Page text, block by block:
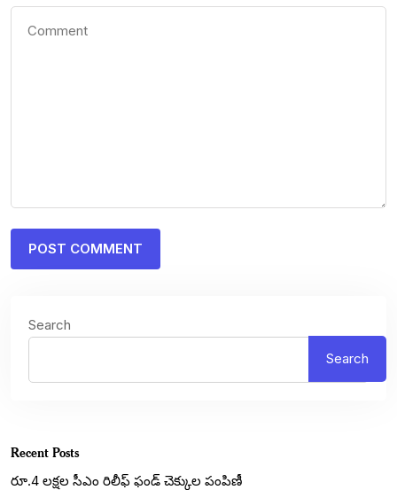
Search
Search
Recent Posts
రూ.4 లక్షల సీఎం రిలీఫ్ ఫండ్ చెక్కుల పంపిణీ